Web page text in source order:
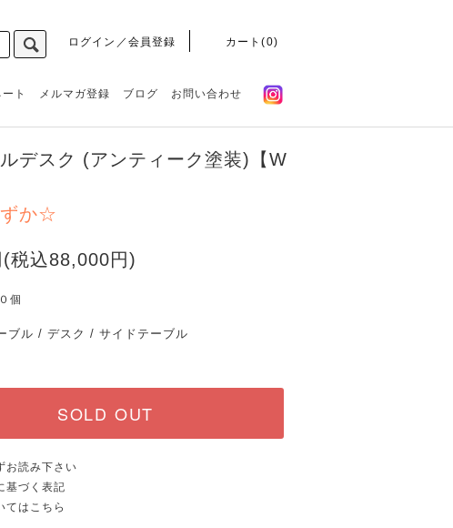
ログイン／会員登録 カート(0)
ト メルマガ登録 ブログ お問い合わせ
デスク (アンティーク塗装)【W
か☆
税込88,000円)
個
ブル / デスク / サイドテーブル
SOLD OUT
お読み下さい
基づく表記
てはこちら